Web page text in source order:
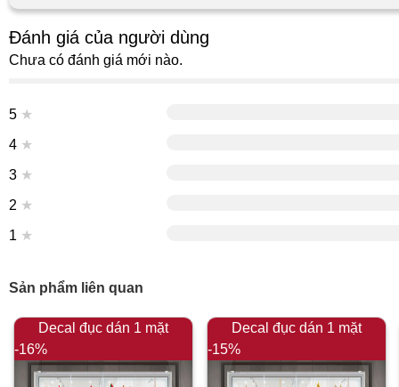
Đánh giá của người dùng
Chưa có đánh giá mới nào.
5 ★
4 ★
3 ★
2 ★
1 ★
Sản phẩm liên quan
Decal đục dán 1 mặt
-16%
Decal đục dán 1 mặt
-15%